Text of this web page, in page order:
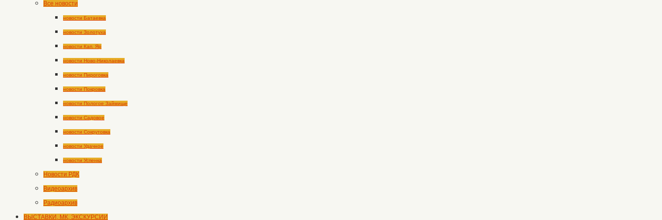
Все новости
новости Батаевка
новости Золотуха
новости Кап. Яр
новости Ново-Николаевка
новости Пироговка
новости Покровка
новости Пологое Займище
новости Садовое
новости Сокрутовка
новости Удачное
новости Успенка
Новости РДК
Видеоархив
Радиоархив
ВЫСТАВКИ, МК, ЭКСКУРСИИ